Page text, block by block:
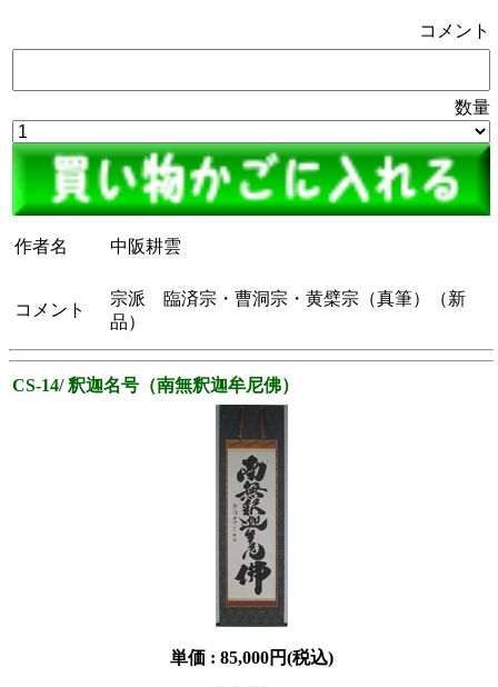
コメント
数量
作者名 中阪耕雲
コメント
宗派 臨済宗・曹洞宗・黄檗宗（真筆）（新
品）
CS-14/ 釈迦名号（南無釈迦牟尼佛）
単価 : 85,000円(税込)